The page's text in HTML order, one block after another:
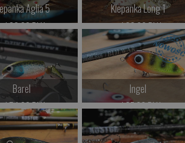
Aglia 5
32.00 PLN
Kup teraz >
Klepanka Long 1
od 26.00 PLN
Kup teraz >
Barel
54.00 PLN
Kup teraz >
Ingel
od 87.00 PLN
Kup teraz >